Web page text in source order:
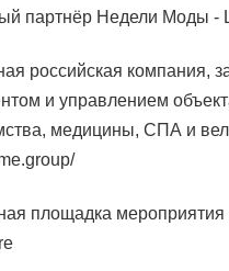
партнёр Недели Моды -
российская компания,
и управлением
медицины, СПА и
площадка мероприятия